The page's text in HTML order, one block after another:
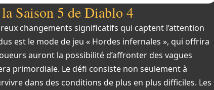
Saison 5 de Diablo 4
changements significatifs qui captent l’attention
est le mode de jeu « Hordes infernales », qui offrira
auront la possibilité d’affronter des vagues
primordiale. Le défi consiste non seulement à
dans des conditions de plus en plus difficiles. Les